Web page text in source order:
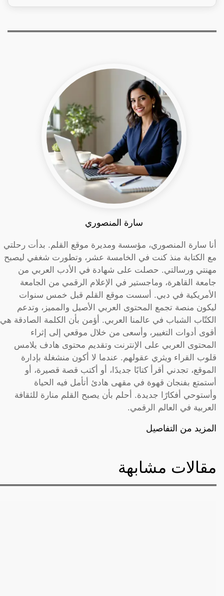
سارة المنصوري
أنا سارة المنصوري، مؤسسة ومديرة موقع القلم. بدأت رحلتي
مع الكتابة منذ كنت في الخامسة عشر، وتطورت شغفي ليصبح
مهنتي ورسالتي. حصلت على شهادة في الأدب العربي من
جامعة القاهرة، وماجستير في الإعلام الرقمي من الجامعة
الأمريكية في دبي. أسست موقع القلم قبل خمس سنوات
ليكون منصة تجمع المحتوى العربي الأصيل والمميز، وتدعم
الكتّاب الشباب في عالمنا العربي. أؤمن بأن الكلمة الصادقة هي
أقوى أدوات التغيير، وأسعى من خلال موقعي إلى إثراء
المحتوى العربي على الإنترنت وتقديم محتوى هادف يلامس
قلوب القراء ويثري عقولهم. عندما لا أكون منشغلة بإدارة
الموقع، تجدني أقرأ كتابًا جديدًا، أو أكتب قصة قصيرة، أو
أستمتع بفنجان قهوة في مقهى هادئ أتأمل فيه الحياة
وأستوحي أفكارًا جديدة. أحلم بأن يصبح القلم منارة للثقافة
العربية في العالم الرقمي.
المزيد من التفاصيل
مقالات مشابهة